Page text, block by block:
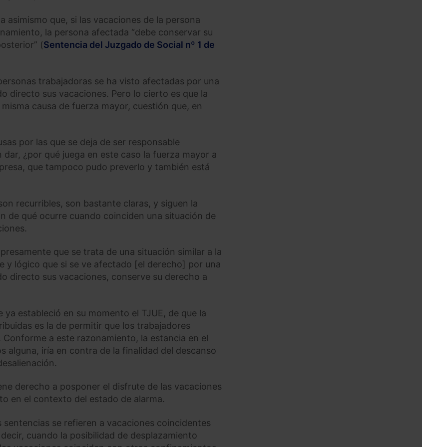
asimismo que, si las vacaciones de la persona
la persona afectada “debe conservar su
(Sentencia del Juzgado de Social nº 1 de
trabajadoras se ha visto afectadas por una
directo sus vacaciones. Pero lo cierto es que la
causa de fuerza mayor, cuestión que, en
por las que se deja de ser responsable
¿por qué juega en este caso la fuerza mayor a
que tampoco pudo preverlo y también está
recurribles, son bastante claras, y siguen la
de qué ocurre cuando coinciden una situación de
que se trata de una situación similar a la
y lógico que si se ve afectado [el derecho] por una
directo sus vacaciones, conserve su derecho a
estableció en su momento el TJUE, de que la
es la de permitir que los trabajadores
a este razonamiento, la estancia en el
alguna, iría en contra de la finalidad del descanso
derecho a posponer el disfrute de las vacaciones
en el contexto del estado de alarma.
se refieren a vacaciones coincidentes
cuando la posibilidad de desplazamiento